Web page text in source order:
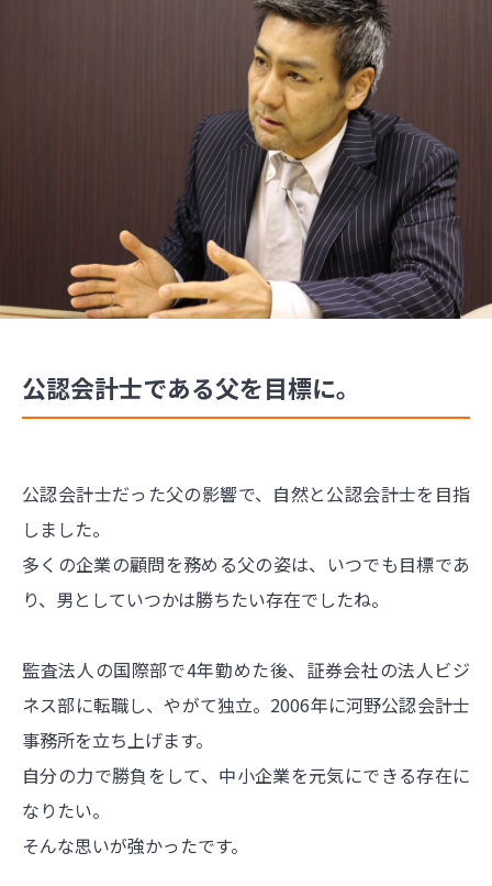
公認会計士である父を目標に。
公認会計士だった父の影響で、自然と公認会計士を目指
しました。
多くの企業の顧問を務める父の姿は、いつでも目標であ
り、男としていつかは勝ちたい存在でしたね。
監査法人の国際部で4年勤めた後、証券会社の法人ビジ
ネス部に転職し、やがて独立。2006年に河野公認会計士
事務所を立ち上げます。
自分の力で勝負をして、中小企業を元気にできる存在に
なりたい。
そんな思いが強かったです。